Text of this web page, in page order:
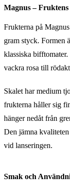
Magnus –
Frukterna på
gram styck. Formen
klassiska
vackra rosa till
Skalet har medium
frukterna håller sig
hänger nedåt från
Den jämna
vid lanseringen.
Smak och